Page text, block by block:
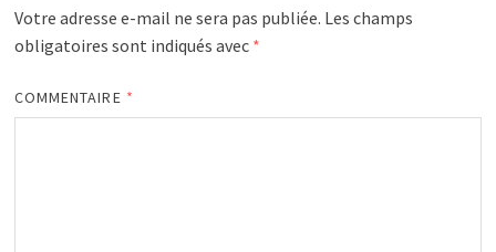
Votre adresse e-mail ne sera pas publiée. Les champs
obligatoires sont indiqués avec *
COMMENTAIRE *